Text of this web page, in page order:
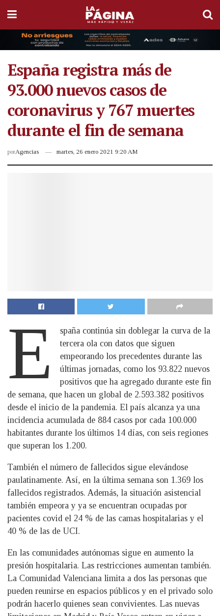
España registra más de
93.000 nuevos casos de
coronavirus y 767 muertes
durante el fin de semana
porAgencias martes, 26 enero 2021 9:20 AM
E
spaña continúa sin doblegar la curva de la
tercera ola con datos que siguen
empeorando los precedentes durante las
últimas jornadas, como los 93.822 nuevos
positivos que ha agregado durante este fin
de semana, que hacen un global de 2.593.382 positivos
desde el inicio de la pandemia. El país alcanza ya una
incidencia acumulada de 884 casos por cada 100.000
habitantes durante los últimos 14 días, con seis regiones
que superan los 1.200.
También el número de fallecidos sigue elevándose
paulatinamente. Así, en la última semana son 1.369 los
fallecidos registrados. Además, la situación asistencial
también empeora y ya se encuentran ocupadas por
pacientes covid el 24 % de las camas hospitalarias y el
40 % de las de UCI.
En las comunidades autónomas sigue en aumento la
presión hospitalaria. Las restricciones aumentan también.
La Comunidad Valenciana limita a dos las personas que
pueden reunirse en espacios públicos y en el privado solo
podrán hacerlo quienes sean convivientes. Las nuevas